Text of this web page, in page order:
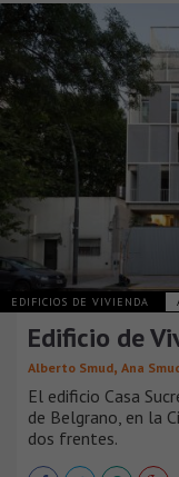
EDIFICIOS DE VIVIENDA
Edificio de
Alberto Smud, Ana
El edificio Casa
de Belgrano, en la
dos frentes.